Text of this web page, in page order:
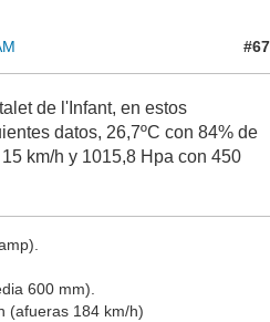
#67
de l'Infant, en estos
datos, 26,7ºC con 84% de
km/h y 1015,8 Hpa con 450
600 mm).
(afueras 184 km/h)